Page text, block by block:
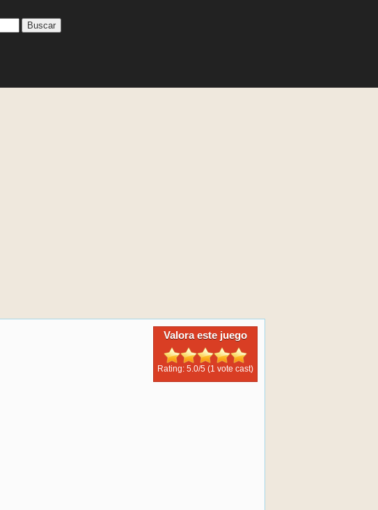
Valora este juego
Rating: 5.0/5 (1 vote cast)